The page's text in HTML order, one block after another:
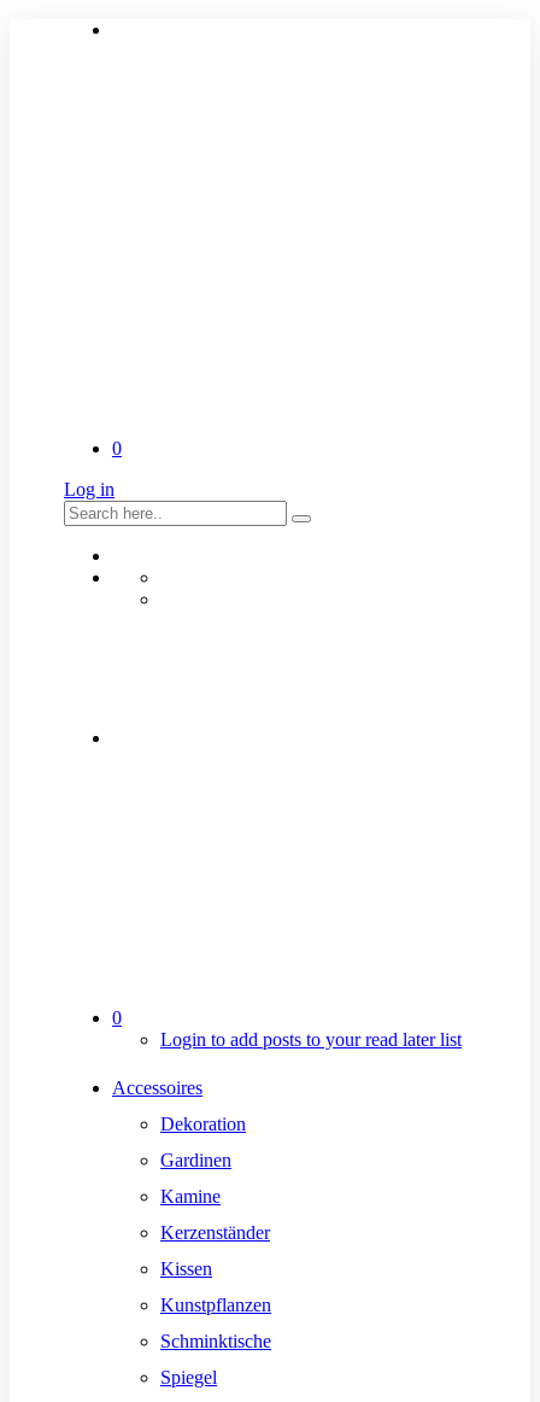
0
Log in
0
Login to add posts to your read later list
Accessoires
Dekoration
Gardinen
Kamine
Kerzenständer
Kissen
Kunstpflanzen
Schminktische
Spiegel